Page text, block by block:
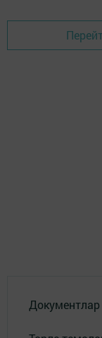
Документлар